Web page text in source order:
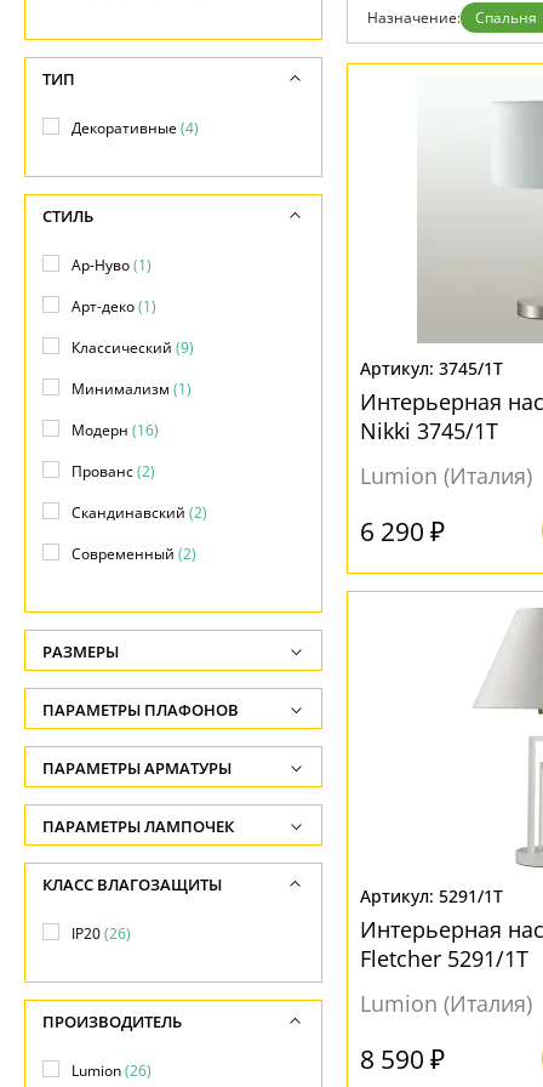
Назначение: Спальня
3745/1T
Интерьерная
Nikki 3745/1T
Lumion (Италия)
6 290 ₽
5291/1T
Интерьерная
Fletcher 5291/1T
Lumion (Италия)
8 590 ₽
ТИП
Декоративные(4)
СТИЛЬ
Ар-Нуво(1)
Арт-деко(1)
Классический (9)
Минимализм (1)
Модерн (16)
Прованс(2)
Скандинавский (2)
Современный (2)
РАЗМЕРЫ
Высота, см
-
Ширина, см
-
Диаметр, см
-
Длина, см
ПАРАМЕТРЫ ПЛАФОНОВ
ФОРМА ПЛАФОНА
Конус(16)
Конусный(1)
Полусфера(1)
Цилиндр
ПАРАМЕТРЫ АРМАТУРЫ
ЦВЕТ АРМАТУРЫ
Белый(8)
Золотой(1)
Латунь(4)
ПАРАМЕТРЫ ЛАМПОЧЕК
Количество ламп
-
Общая мощность ламп
-
Напряжение
КЛАСС ВЛАГОЗАЩИТЫ
IP20(26)
ПРОИЗВОДИТЕЛЬ
Lumion(26)